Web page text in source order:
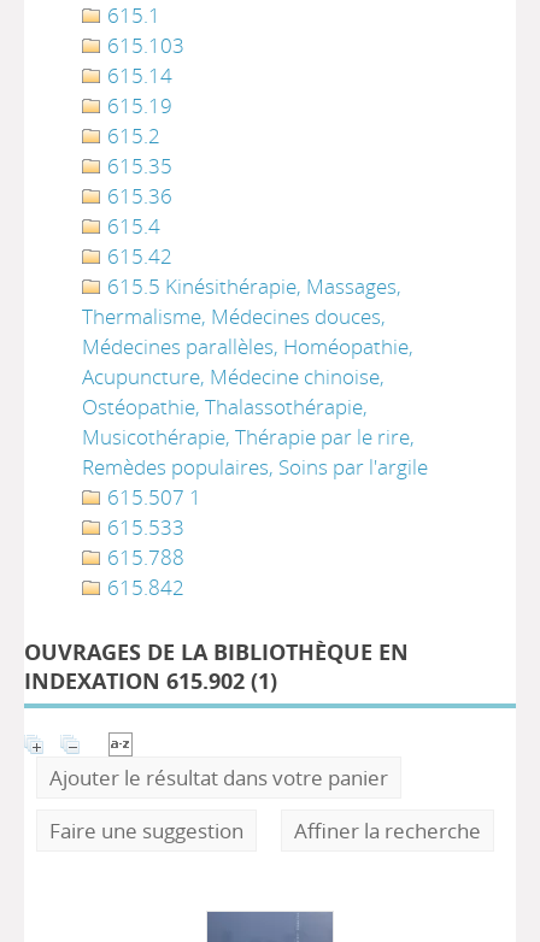
615.1
615.103
615.14
615.19
615.2
615.35
615.36
615.4
615.42
615.5 Kinésithérapie, Massages,
Thermalisme, Médecines douces,
Médecines parallèles, Homéopathie,
Acupuncture, Médecine chinoise,
Ostéopathie, Thalassothérapie,
Musicothérapie, Thérapie par le rire,
Remèdes populaires, Soins par l'argile
615.507 1
615.533
615.788
615.842
OUVRAGES DE LA BIBLIOTHÈQUE EN
INDEXATION 615.902 (1)
Ajouter le résultat dans votre panier
Faire une suggestion
Affiner la recherche